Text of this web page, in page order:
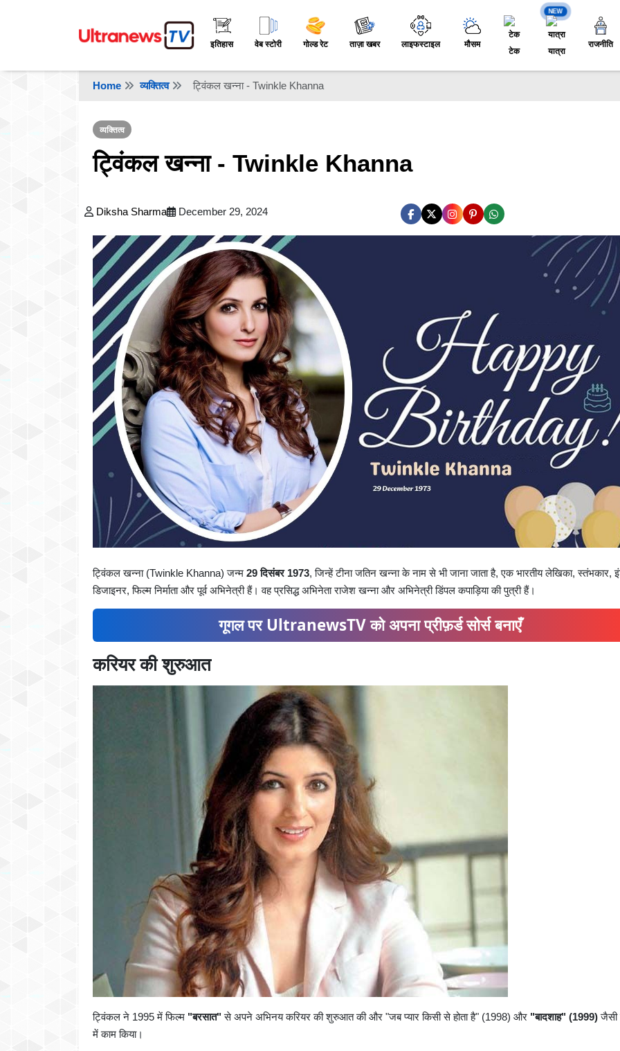
इतिहास वेब स्टोरी गोल्ड रेट ताज़ा खबर लाइफस्टाइल मौसम
टेक
NEW
यात्रा
राजनीति
Home व्यक्तित्व ट्विंकल खन्ना - Twinkle Khanna
व्यक्तित्व
ट्विंकल खन्ना - Twinkle Khanna
Diksha Sharma December 29, 2024
ट्विंकल खन्ना (Twinkle Khanna) जन्म 29 दिसंबर 1973, जिन्हें टीना जतिन खन्ना के नाम से भी जाना जाता है, एक भारतीय लेखिका, स्तंभकार,
डिजाइनर, फिल्म निर्माता और पूर्व अभिनेत्री हैं। वह प्रसिद्ध अभिनेता राजेश खन्ना और अभिनेत्री डिंपल कपाड़िया की पुत्री हैं।
गूगल पर UltranewsTV को अपना प्रीफ़र्ड सोर्स बनाएँ
करियर की शुरुआत
ट्विंकल ने 1995 में फिल्म "बरसात" से अपने अभिनय करियर की शुरुआत की और "जब प्यार किसी से होता है" (1998) और "बादशाह" (1999)जैसी
में काम किया।